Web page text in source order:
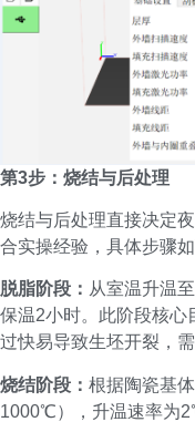
第3步：烧结与后处理
烧结与后处理直接决定
合实操经验，具体步骤如
脱脂阶段： 从室温升温
保温2小时。此阶段核心
过快易导致生坯开裂，
烧结阶段： 根据陶瓷基
1000℃），升温速率为